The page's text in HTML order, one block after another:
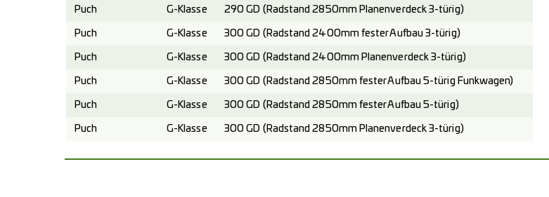
Puch G-Klasse 290 GD (Radstand 2850mm Planenverdeck 3-türig)
Puch G-Klasse 300 GD (Radstand 2400mm fester Aufbau 3-türig)
Puch G-Klasse 300 GD (Radstand 2400mm Planenverdeck 3-türig)
Puch G-Klasse 300 GD (Radstand 2850mm fester Aufbau 5-türig Funkwagen)
Puch G-Klasse 300 GD (Radstand 2850mm fester Aufbau 5-türig)
Puch G-Klasse 300 GD (Radstand 2850mm Planenverdeck 3-türig)